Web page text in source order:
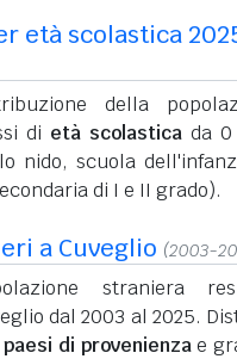
età scolastica
della
di età scolastica da 0
nido, scuola
di I e II grado).
a Cuveglio (2003-
straniera
dal 2003 al 2025.
paesi di provenienzae